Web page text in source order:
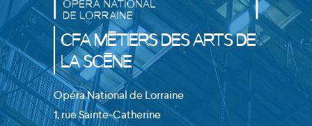
CFA Métiers des Arts de
la Scène
Opéra National de Lorraine
1, rue Sainte-Catherine